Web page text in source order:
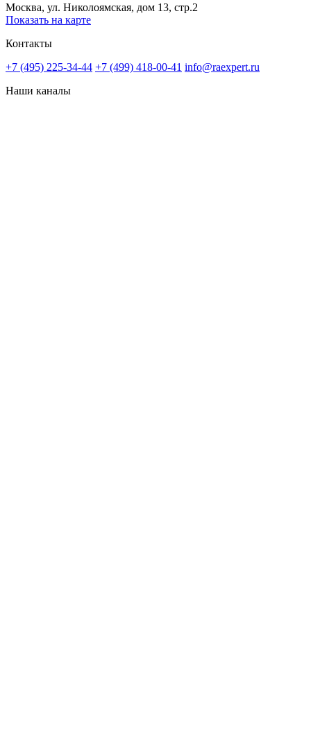
Москва, ул. Николоямская, дом 13, стр.2
Показать на карте
Контакты
+7 (495) 225-34-44 +7 (499) 418-00-41 info@raexpert.ru
Наши каналы